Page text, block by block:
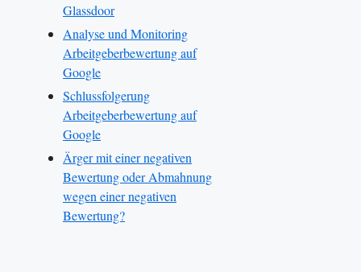
Glassdoor
Analyse und Monitoring
Arbeitgeberbewertung auf
Google
Schlussfolgerung
Arbeitgeberbewertung auf
Google
Ärger mit einer negativen
Bewertung oder Abmahnung
wegen einer negativen
Bewertung?